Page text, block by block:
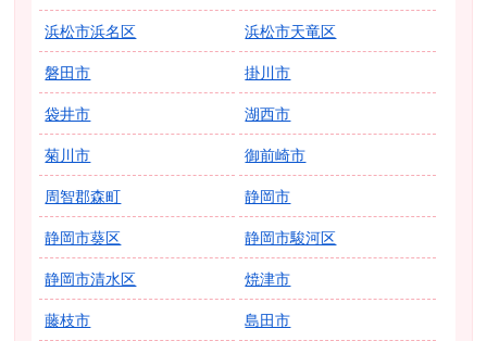
浜松市浜名区 浜松市天竜区
磐田市 掛川市
袋井市 湖西市
菊川市 御前崎市
周智郡森町 静岡市
静岡市葵区 静岡市駿河区
静岡市清水区 焼津市
藤枝市 島田市